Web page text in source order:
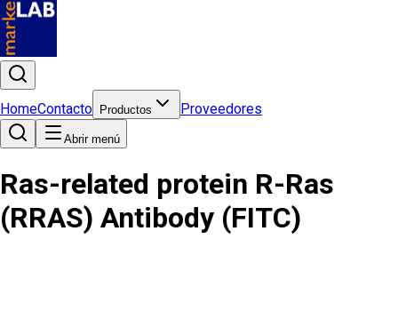
HomeContacto Productos Proveedores
Abrir menú
Ras-related protein R-Ras
(RRAS) Antibody (FITC)